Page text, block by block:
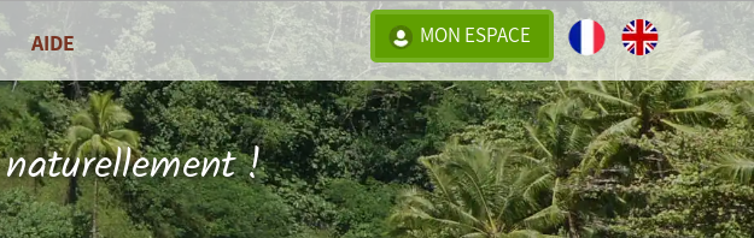
MON ESPACE
AIDE
Foire Aux Questions
Contact
!